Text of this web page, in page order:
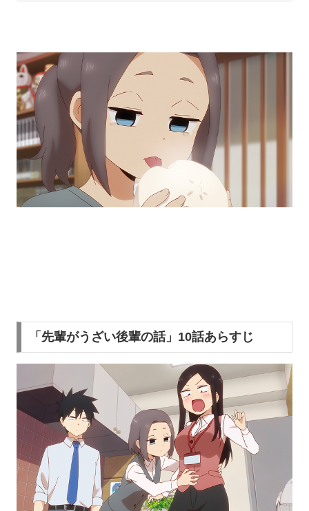
「先輩がうざい後輩の話」10話あらすじ